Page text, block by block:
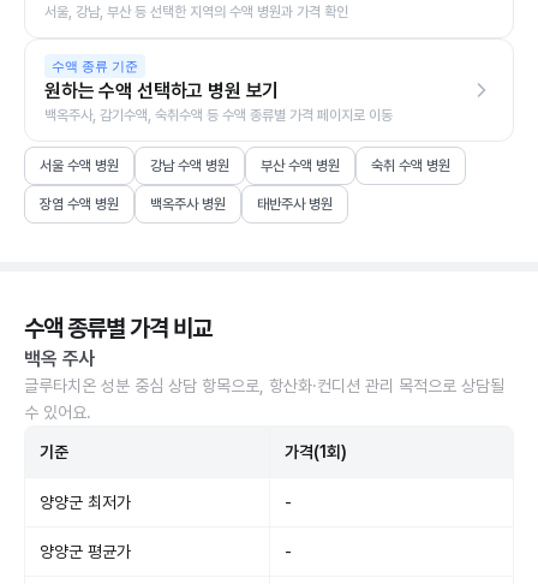
서울, 강남, 부산 등 선택한 지역의 수액 병원과 가격 확인
수액 종류 기준
원하는 수액 선택하고 병원 보기
백옥주사, 감기수액, 숙취수액 등 수액 종류별 가격 페이지로 이동
서울 수액 병원 강남 수액 병원 부산 수액 병원 숙취 수액 병원
장염 수액 병원 백옥주사 병원 태반주사 병원
수액 종류별 가격 비교
백옥 주사
글루타치온 성분 중심 상담 항목으로, 항산화·컨디션 관리 목적으로 상담될
수 있어요.
기준 가격(1회)
양양군 최저가 -
양양군 평균가 -